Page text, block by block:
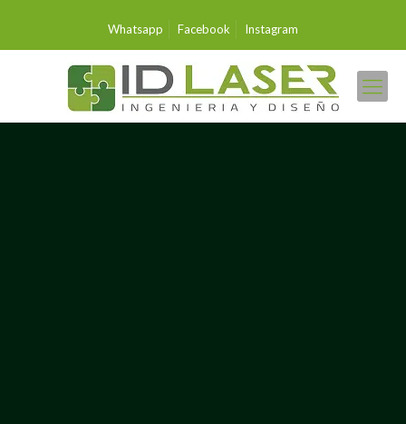
Whatsapp Facebook Instagram